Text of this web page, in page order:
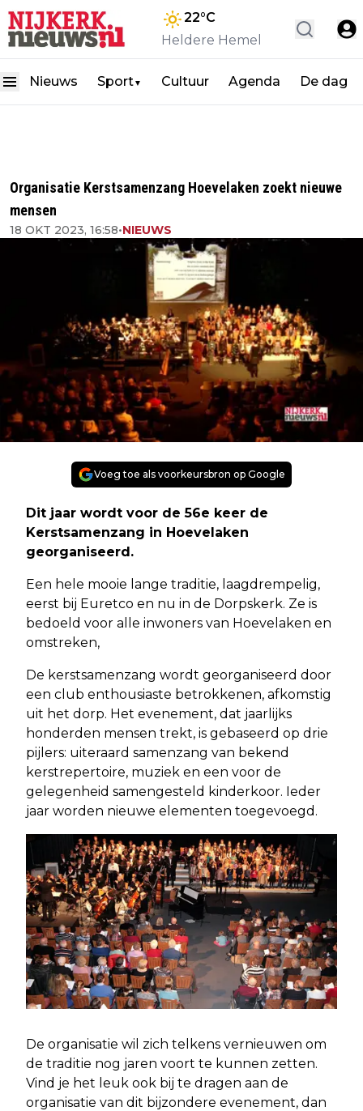
22°C
Heldere Hemel
Nieuws Sport▼ Cultuur Agenda De dag
Organisatie Kerstsamenzang Hoevelaken zoekt nieuwe
mensen
18 OKT 2023, 16:58•NIEUWS
Voeg toe als voorkeursbron op Google
Dit jaar wordt voor de 56e keer de
Kerstsamenzang in Hoevelaken
georganiseerd.
Een hele mooie lange traditie, laagdrempelig,
eerst bij Euretco en nu in de Dorpskerk. Ze is
bedoeld voor alle inwoners van Hoevelaken en
omstreken,
De kerstsamenzang wordt georganiseerd door
een club enthousiaste betrokkenen, afkomstig
uit het dorp. Het evenement, dat jaarlijks
honderden mensen trekt, is gebaseerd op drie
pijlers: uiteraard samenzang van bekend
kerstrepertoire, muziek en een voor de
gelegenheid samengesteld kinderkoor. Ieder
jaar worden nieuwe elementen toegevoegd.
De organisatie wil zich telkens vernieuwen om
de traditie nog jaren voort te kunnen zetten.
Vind je het leuk ook bij te dragen aan de
organisatie van dit bijzondere evenement, dan